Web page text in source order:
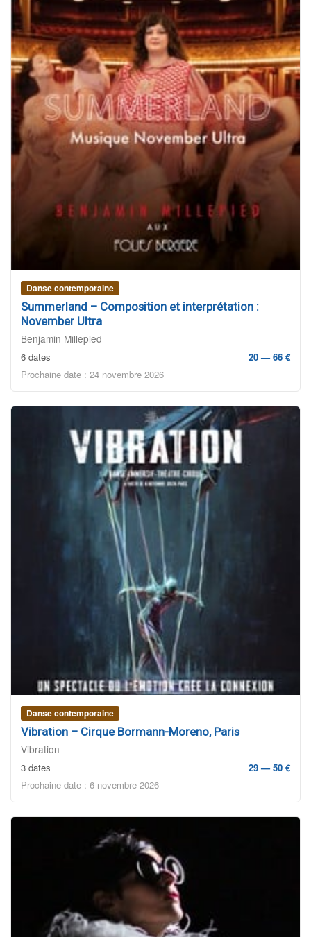
Danse contemporaine
Summerland – Composition et interprétation :
November Ultra
Benjamin Millepied
6 dates
20 — 66 €
Prochaine date : 24 novembre 2026
Danse contemporaine
Vibration – Cirque Bormann-Moreno, Paris
Vibration
3 dates
29 — 50 €
Prochaine date : 6 novembre 2026